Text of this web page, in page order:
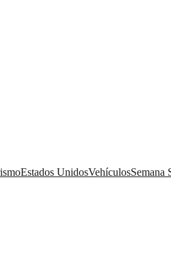
Estados UnidosVehículosSemana